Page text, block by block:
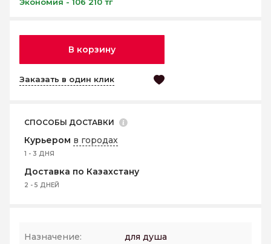
В корзину
Заказать в один клик
СПОСОБЫ ДОСТАВКИ
Курьером в городах
1 - 3 ДНЯ
Доставка по Казахстану
2 - 5 ДНЕЙ
Назначение: для душа